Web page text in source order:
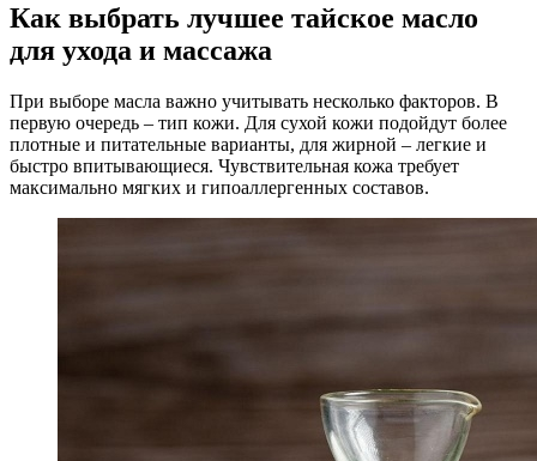
Как выбрать лучшее тайское масло
для ухода и массажа
При выборе масла важно учитывать несколько факторов. В
первую очередь – тип кожи. Для сухой кожи подойдут более
плотные и питательные варианты, для жирной – легкие и
быстро впитывающиеся. Чувствительная кожа требует
максимально мягких и гипоаллергенных составов.